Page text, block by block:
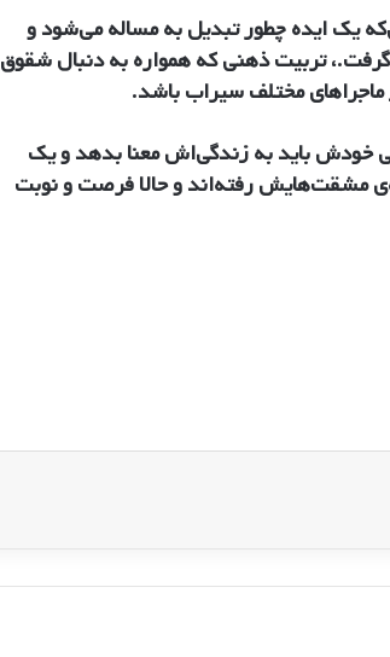
یک ایده چطور تبدیل به مساله می‌شود و
تربیت ذهنی که همواره به دنبال شقوق
مختلف سیراب باشد.
خودش باید به زندگی‌اش معنا بدهد و یک
مشقت‌هایش رفته‌اند و حالا فرصت و نوبت